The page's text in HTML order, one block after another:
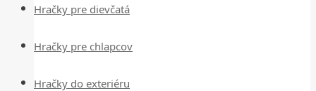
Hračky pre dievčatá
Hračky pre chlapcov
Hračky do exteriéru